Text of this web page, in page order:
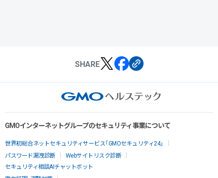
SHARE
GMOインターネットグループのセキュリティ事業について
世界初総合ネットセキュリティサービス「GMOセキュリティ24」
パスワード漏洩診断
Webサイトリスク診断
セキュリティ相談AIチャットボット